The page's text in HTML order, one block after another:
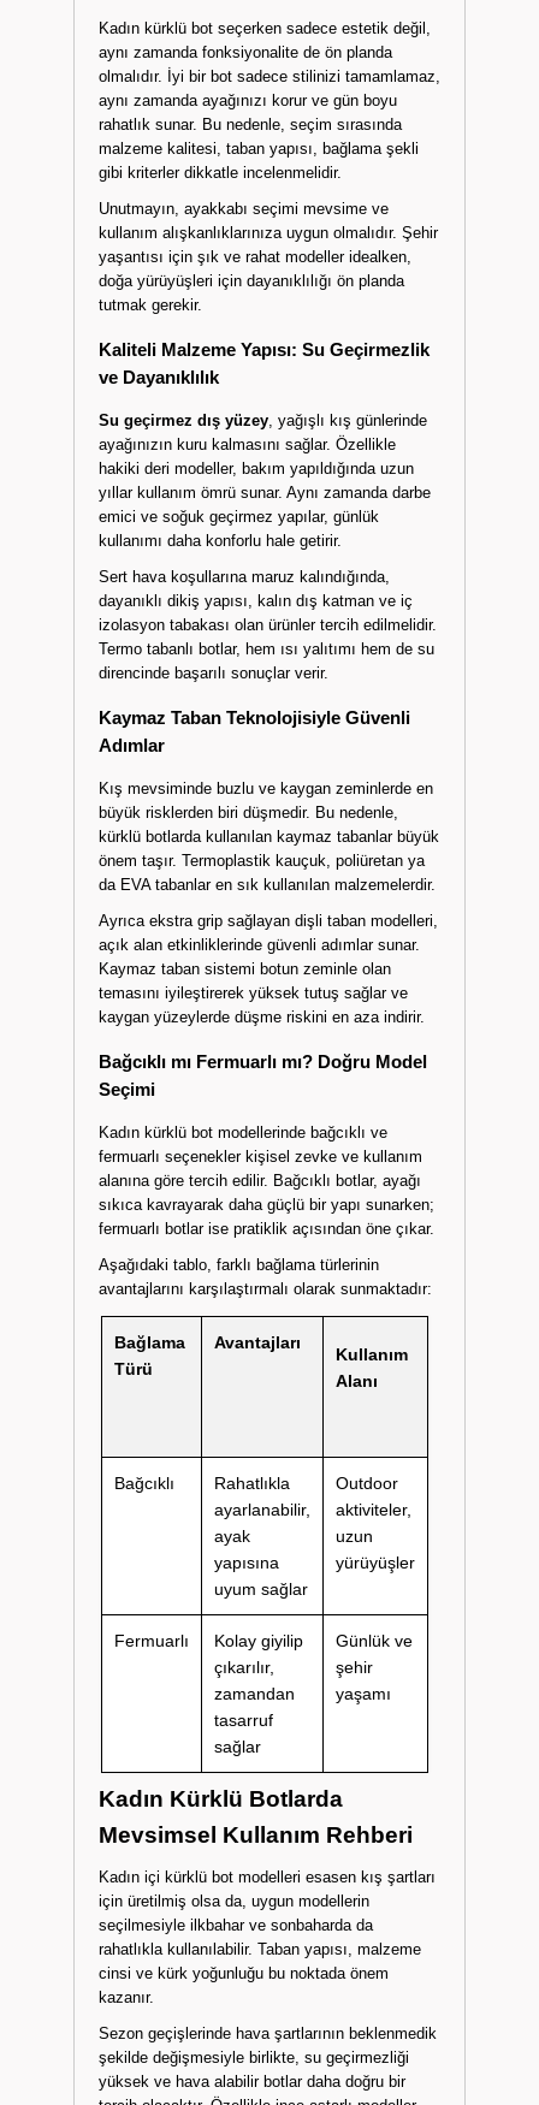
Kadın kürklü bot seçerken sadece estetik değil,
aynı zamanda fonksiyonalite de ön planda
olmalıdır. İyi bir bot sadece stilinizi tamamlamaz,
aynı zamanda ayağınızı korur ve gün boyu
rahatlık sunar. Bu nedenle, seçim sırasında
malzeme kalitesi, taban yapısı, bağlama şekli
gibi kriterler dikkatle incelenmelidir.
Unutmayın, ayakkabı seçimi mevsime ve
kullanım alışkanlıklarınıza uygun olmalıdır. Şehir
yaşantısı için şık ve rahat modeller idealken,
doğa yürüyüşleri için dayanıklılığı ön planda
tutmak gerekir.
Kaliteli Malzeme Yapısı: Su Geçirmezlik
ve Dayanıklılık
Su geçirmez dış yüzey, yağışlı kış günlerinde
ayağınızın kuru kalmasını sağlar. Özellikle
hakiki deri modeller, bakım yapıldığında uzun
yıllar kullanım ömrü sunar. Aynı zamanda darbe
emici ve soğuk geçirmez yapılar, günlük
kullanımı daha konforlu hale getirir.
Sert hava koşullarına maruz kalındığında,
dayanıklı dikiş yapısı, kalın dış katman ve iç
izolasyon tabakası olan ürünler tercih edilmelidir.
Termo tabanlı botlar, hem ısı yalıtımı hem de su
direncinde başarılı sonuçlar verir.
Kaymaz Taban Teknolojisiyle Güvenli
Adımlar
Kış mevsiminde buzlu ve kaygan zeminlerde en
büyük risklerden biri düşmedir. Bu nedenle,
kürklü botlarda kullanılan kaymaz tabanlarbüyük
önem taşır. Termoplastik kauçuk, poliüretan ya
da EVA tabanlar en sık kullanılan malzemelerdir.
Ayrıca ekstra grip sağlayan dişli taban modelleri,
açık alan etkinliklerinde güvenli adımlar sunar.
Kaymaz taban sistemi botun zeminle olan
temasını iyileştirerek yüksek tutuş sağlar ve
kaygan yüzeylerde düşme riskini en aza indirir.
Bağcıklı mı Fermuarlı mı? Doğru Model
Seçimi
Kadın kürklü bot modellerinde bağcıklı ve
fermuarlı seçenekler kişisel zevke ve kullanım
alanına göre tercih edilir. Bağcıklı botlar, ayağı
sıkıca kavrayarak daha güçlü bir yapı sunarken;
fermuarlı botlar ise pratiklik açısından öne çıkar.
Aşağıdaki tablo, farklı bağlama türlerinin
avantajlarını karşılaştırmalı olarak sunmaktadır:
Bağlama
Türü
Avantajları
Kullanım
Alanı
Bağcıklı
Rahatlıkla
ayarlanabilir,
ayak
yapısına
uyum sağlar
Outdoor
aktiviteler,
uzun
yürüyüşler
Fermuarlı
Kolay giyilip
çıkarılır,
zamandan
tasarruf
sağlar
Günlük ve
şehir
yaşamı
Kadın Kürklü Botlarda
Mevsimsel Kullanım Rehberi
Kadın içi kürklü bot modelleri esasen kış şartları
için üretilmiş olsa da, uygun modellerin
seçilmesiyle ilkbahar ve sonbaharda da
rahatlıkla kullanılabilir. Taban yapısı, malzeme
cinsi ve kürk yoğunluğu bu noktada önem
kazanır.
Sezon geçişlerinde hava şartlarının beklenmedik
şekilde değişmesiyle birlikte, su geçirmezliği
yüksek ve hava alabilir botlar daha doğru bir